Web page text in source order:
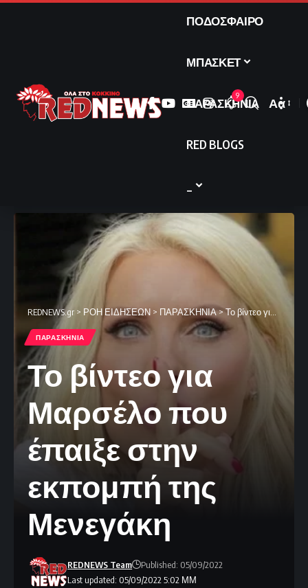
ΠΟΔΟΣΦΑΙΡΟ
ΜΠΑΣΚΕΤ
ΠΑΡΑΣΚΗΝΙΑ
RED BLOGS
9
Font
Αα
REDNEWS.gr > ΡΟΗ ΕΙΔΗΣΕΩΝ > ΠΑΡΑΣΚΗΝΙΑ>Το βίντεο για Μαρσέλο που έπαιξε στην εκπομπή της Μενεγάκη
ΠΑΡΑΣΚΗΝΙΑ
Το βίντεο για
Μαρσέλο που
έπαιξε στην
εκπομπή της
Μενεγάκη
Last updated: 05/09/2022 5:02 ΜΜ
REDNEWS Team Published: 05/09/2022